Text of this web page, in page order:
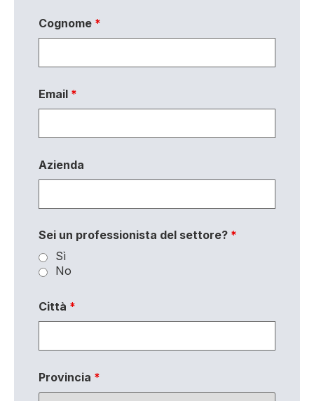
Cognome *
Email *
Azienda
Sei un professionista del settore? *
Sì
No
Città *
Provincia *